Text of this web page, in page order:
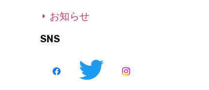
お知らせ
SNS